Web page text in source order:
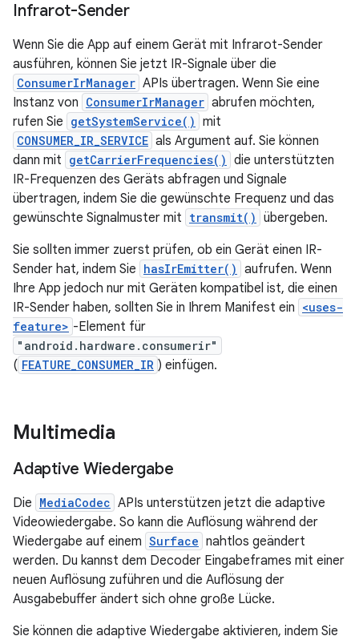
Infrarot-Sender
Wenn Sie die App auf einem Gerät mit Infrarot-Sender
ausführen, können Sie jetzt IR-Signale über die
ConsumerIrManager APIs übertragen. Wenn Sie eine
Instanz von ConsumerIrManager abrufen möchten,
rufen Sie getSystemService() mit
CONSUMER_IR_SERVICE als Argument auf. Sie können
dann mit getCarrierFrequencies() die unterstützten
IR-Frequenzen des Geräts abfragen und Signale
übertragen, indem Sie die gewünschte Frequenz und das
gewünschte Signalmuster mit transmit() übergeben.
Sie sollten immer zuerst prüfen, ob ein Gerät einen IR-
Sender hat, indem Sie hasIrEmitter() aufrufen. Wenn
Ihre App jedoch nur mit Geräten kompatibel ist, die einen
IR-Sender haben, sollten Sie in Ihrem Manifest ein <uses-
feature> -Element für
"android.hardware.consumerir"
( FEATURE_CONSUMER_IR ) einfügen.
Multimedia
Adaptive Wiedergabe
Die MediaCodec APIs unterstützen jetzt die adaptive
Videowiedergabe. So kann die Auflösung während der
Wiedergabe auf einem Surface nahtlos geändert
werden. Du kannst dem Decoder Eingabeframes mit einer
neuen Auflösung zuführen und die Auflösung der
Ausgabebuffer ändert sich ohne große Lücke.
Sie können die adaptive Wiedergabe aktivieren, indem Sie